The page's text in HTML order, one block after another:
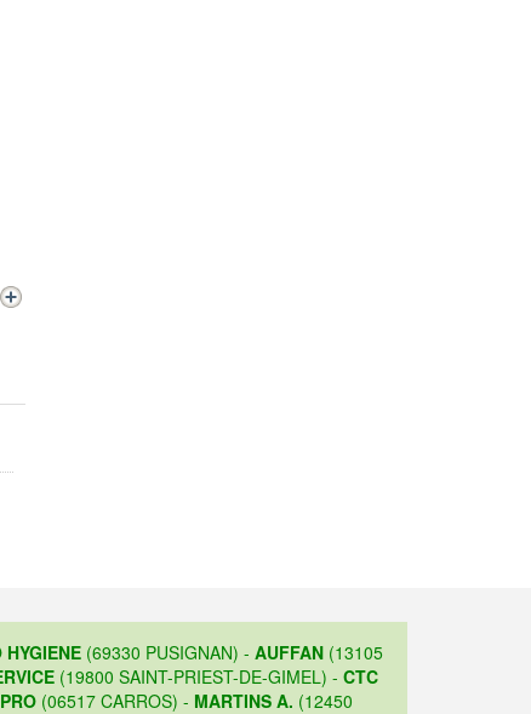
HYGIENE(69330 PUSIGNAN) - AUFFAN(13105
(19800 SAINT-PRIEST-DE-GIMEL) - CTC
(06517 CARROS) - MARTINS A. (12450